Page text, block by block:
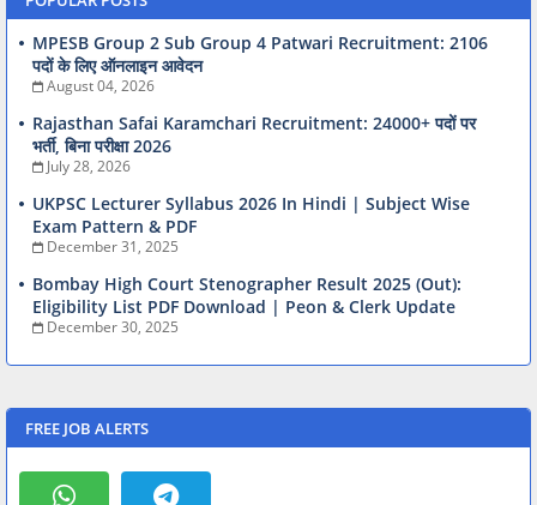
MPESB Group 2 Sub Group 4 Patwari Recruitment: 2106
पदों के लिए ऑनलाइन आवेदन
August 04, 2026
Rajasthan Safai Karamchari Recruitment: 24000+ पदों पर
भर्ती, बिना परीक्षा 2026
July 28, 2026
UKPSC Lecturer Syllabus 2026 In Hindi | Subject Wise
Exam Pattern & PDF
December 31, 2025
Bombay High Court Stenographer Result 2025 (Out):
Eligibility List PDF Download | Peon & Clerk Update
December 30, 2025
FREE JOB ALERTS